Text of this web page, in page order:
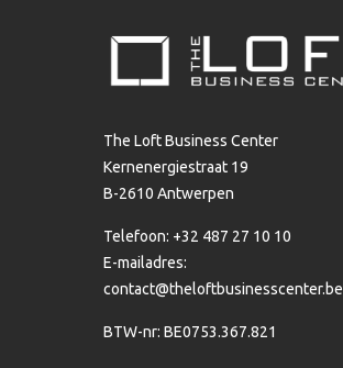
The Loft Business Center
Kernenergiestraat 19
B-2610 Antwerpen
Telefoon: +32 487 27 10 10
E-mailadres:
contact@theloftbusinesscenter.be
BTW-nr: BE0753.367.821